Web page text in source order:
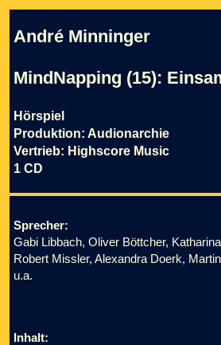
André Minninger
MindNapping (15):
Hörspiel
Produktion: Audionarchie
Vertrieb: Highscore Music
1 CD
Sprecher:
Gabi Libbach, Oliver Böttcher,
Robert Missler, Alexandra Doerk,
u.a.
Inhalt: